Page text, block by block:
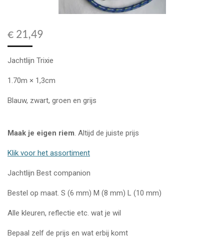
€ 21,49
Jachtlijn Trixie
1.70m × 1,3cm
Blauw, zwart, groen en grijs
Maak je eigen riem. Altijd de juiste prijs
Klik voor het assortiment
Jachtlijn Best companion
Bestel op maat. S (6 mm) M (8 mm) L (10 mm)
Alle kleuren, reflectie etc. wat je wil
Bepaal zelf de prijs en wat erbij komt